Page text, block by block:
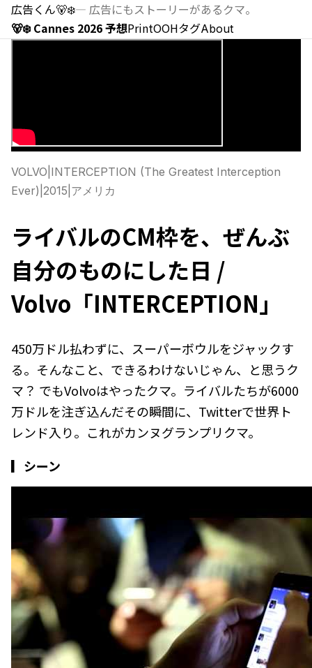
広告くん🐻‍❄️— 広告にもストーリーがあるクマ。
🐻‍❄️ Cannes 2026 予想PrintOOHタグAbout
VOLVO INTERCEPTION (The Greatest Interception
Ever) 2015 アメリカ
ライバルのCM枠を、ぜんぶ
自分のものにした日 /
Volvo「INTERCEPTION」
450万ドル払わずに、スーパーボウルをジャックす
る。そんなこと、できるわけないじゃん、と思うク
マ？ でもVolvoはやったクマ。ライバルたちが6000
万ドルを注ぎ込んだその瞬間に、Twitterで世界ト
レンド入り。これがカンヌグランプリクマ。
▎シーン